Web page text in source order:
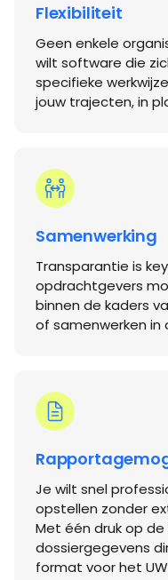
Flexibiliteit
Geen enkele
wilt software die
specifieke
jouw trajecten, in
Samenwerking
Transparantie is
opdrachtgevers
binnen de kaders
of samenwerken
Je wilt snel
opstellen zonder
Met één druk op
dossiergegevens
format voor het